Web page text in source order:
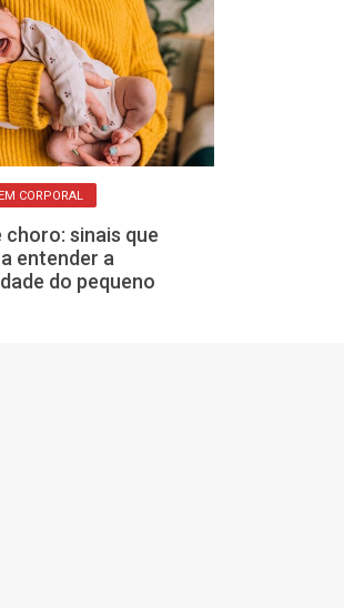
CORPORAL
choro: sinais que
entender a
do pequeno